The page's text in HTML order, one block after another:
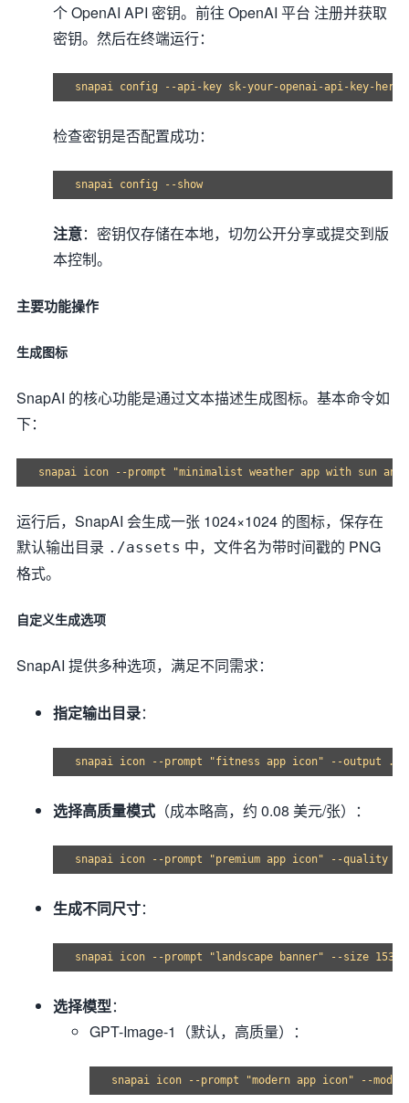
个 OpenAI API 密钥。前往 OpenAI 平台 注册并获取
密钥。然后在终端运行：
检查密钥是否配置成功：
注意：密钥仅存储在本地，切勿公开分享或提交到版
本控制。
主要功能操作
生成图标
SnapAI 的核心功能是通过文本描述生成图标。基本命令如
下：
运行后，SnapAI 会生成一张 1024×1024 的图标，保存在
默认输出目录 ./assets 中，文件名为带时间戳的 PNG
格式。
自定义生成选项
SnapAI 提供多种选项，满足不同需求：
指定输出目录：
选择高质量模式 （成本略高，约 0.08 美元/张）：
生成不同尺寸：
选择模型：
GPT-Image-1（默认，高质量）：
snapai icon --prompt "modern app icon" --